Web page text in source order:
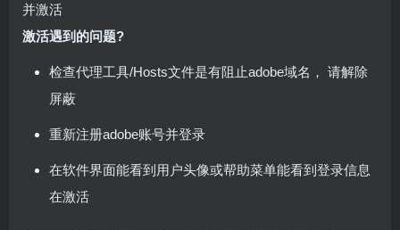
并激活
激活遇到的问题?
检查代理工具/Hosts文件是有阻止adobe域名， 请解除
屏蔽
重新注册adobe账号并登录
在软件界面能看到用户头像或帮助菜单能看到登录信息
在激活